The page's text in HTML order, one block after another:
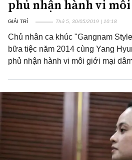
phủ nhận hành vi
GIẢI TRÍ Thứ 5, 30/05/2019 | 10:18
Chủ nhân ca khúc "Gangnam
bữa tiệc năm 2014 cùng Yang
phủ nhận hành vi môi giới mại